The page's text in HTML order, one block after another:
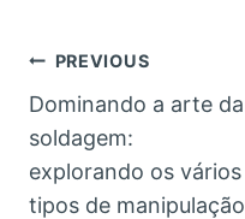
Post
navigation
PREVIOUS
Dominando a arte da
soldagem:
explorando os vários
tipos de manipulação